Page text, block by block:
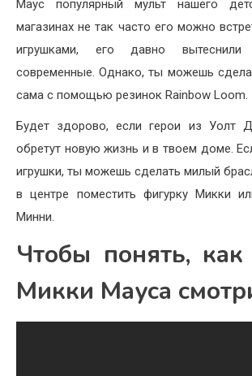
Маус популярный мульт нашего
магазинах не так часто его можно
игрушками, его давно вытеснили
современные. Однако, ты можешь
сама с помощью резинок Rainbow Loom.
Будет здорово, если герои из Уолт
обретут новую жизнь и в твоем доме.
игрушки, ты можешь сделать милый
в центре поместить фигурку Микки
Минни.
Чтобы понять, как
Микки Мауса